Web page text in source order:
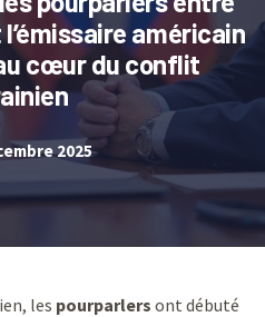
américain
cœur du conflit
2025
les pourparlers ont débuté